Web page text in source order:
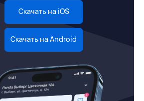
Скачать на iOS
Скачать на Android